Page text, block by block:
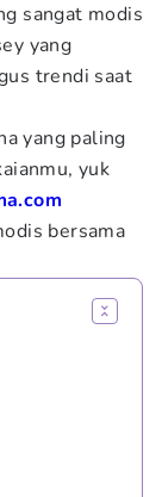
sangat modis
yang
trendi saat
yang paling
yuk
bersama